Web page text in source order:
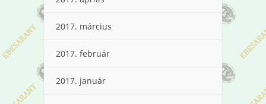
2017. március
2017. február
2017. január